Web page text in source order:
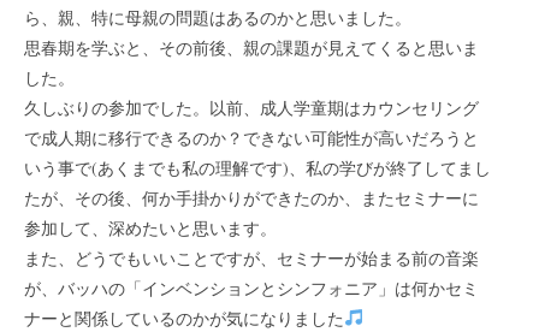
ら、親、特に母親の問題はあるのかと思いました。
思春期を学ぶと、その前後、親の課題が見えてくると思いま
した。
久しぶりの参加でした。以前、成人学童期はカウンセリング
で成人期に移行できるのか？できない可能性が高いだろうと
いう事で(あくまでも私の理解です)、私の学びが終了してまし
たが、その後、何か手掛かりができたのか、またセミナーに
参加して、深めたいと思います。
また、どうでもいいことですが、セミナーが始まる前の音楽
が、バッハの「インベンションとシンフォニア」は何かセミ
ナーと関係しているのかが気になりました